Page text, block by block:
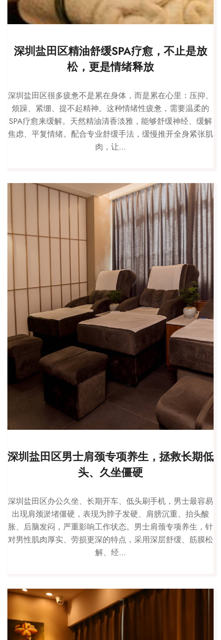
深圳盐田区精油舒缓SPA疗愈，不止是放
松，更是情绪释放
深圳盐田区很多疲惫不是累在身体，而是累在心里：压抑、
烦躁、紧绷、提不起精神。这种情绪性疲惫，需要温柔的
SPA疗愈来缓解。天然精油清香淡雅，能够舒缓神经、缓解
焦虑、平复情绪。配合专业舒缓手法，缓慢推开全身紧张肌
肉，让…
深圳盐田区男士肩颈专项养生，拯救长期低
头、久坐僵硬
深圳盐田区办公久坐、长期开车、低头刷手机，男士最容易
出现肩颈淤堵僵硬，表现为脖子发硬、肩膀沉重、抬头酸
胀、后脑发闷，严重影响工作状态。男士肩颈专项养生，针
对男性肌肉厚实、劳损更深的特点，采用深层舒缓、筋膜松
解、经…